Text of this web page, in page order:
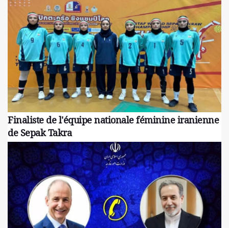
Finaliste de l'équipe nationale féminine iranienne
de Sepak Takra